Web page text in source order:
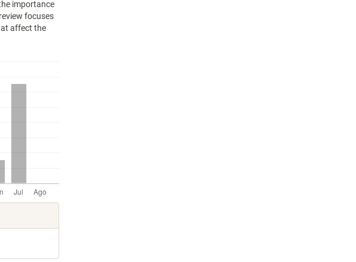
importance
focuses
affect the